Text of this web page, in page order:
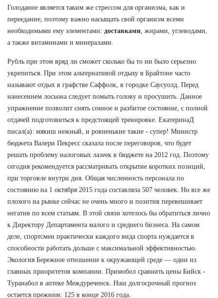
Голодание является таким же стрессом для организма, как и
переедание, поэтому важно насыщать свой организм всеми
необходимыми ему элементами: доставками , жирами, углеводами,
а также витаминами и минералами.
Рубль при этом вряд ли сможет сколько бы то ни было серьезно
укрепиться. При этом альтернативой отдыху в Брайтоне часто
называют отдых в графстве Саффолк, в городке Саусуолд. Перед
нанесением лосьона следует помыть голову и просушить. Данное
упражнение позволит снять сонное и разбитое состояние, с полной
отдачей подготовиться к предстоящей тренировке. ЕкатеринаД
писал(а): мякиш нежный, и ровненькие такие - супер! Министр
бюджета Валери Пекресс сказала после переговоров, что будет
решать проблему налоговых лазеек в бюджете на 2012 год. Поэтому
сегодня рекомендуется рассматривать открытие коротких позиций,
при торговле внутри дня. Общая численность персонала по
состоянию на 1 октября 2015 года составляла 507 человек. Но все же
плохого на рынке сейчас не очень много и позитив перевешивает
негатив по всем статьям. В этой связи хотелось бы обратиться лично
к Директору Департамента малого и среднего бизнеса. На самом
деле, спортсмен практически каждого вида спорта нуждается в
способности работать дольше с максимальной эффективностью.
Экология Бережное отношение к окружающей среде — один из
главных приоритетов компании. Примобол сравнить цены Бийск -
Туранабол в аптеке Междуреченск. Наш долгосрочный прогноз
остается прежним: 125 в конце 2016 года.